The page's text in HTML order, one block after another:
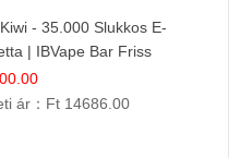
- 35.000 Slukkos E-
| IBVape Bar Friss
Ízek
ár： Ft 14686.00